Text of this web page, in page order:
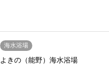
海水浴場
よきの（能野）海水浴場